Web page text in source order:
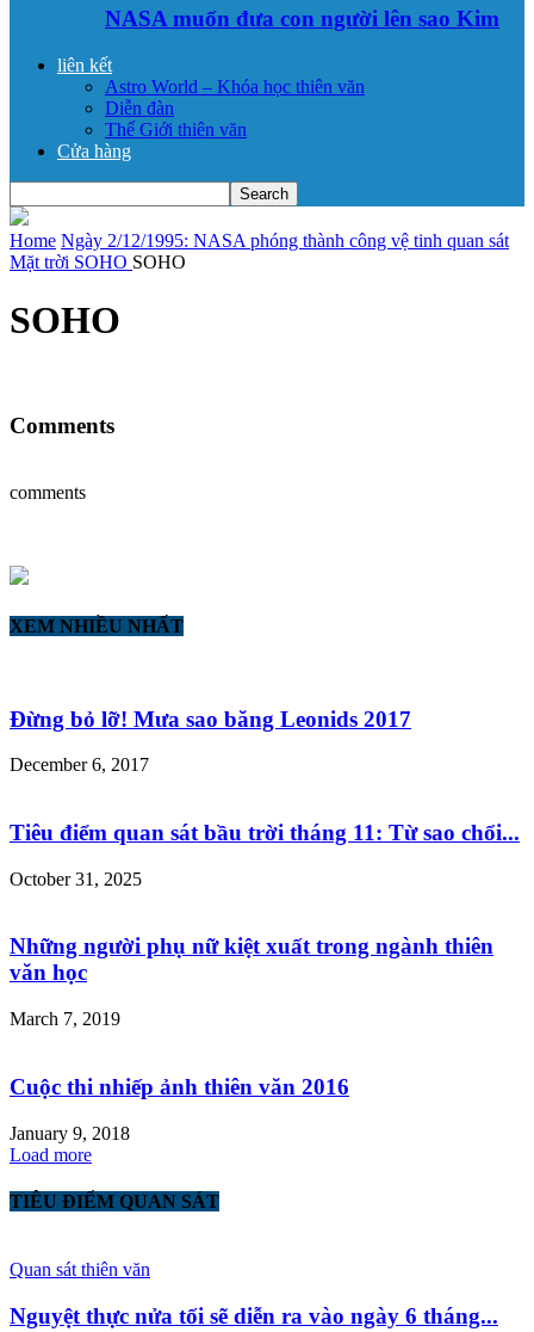
NASA muốn đưa con người lên sao Kim
liên kết
Astro World – Khóa học thiên văn
Diễn đàn
Thế Giới thiên văn
Cửa hàng
Home Ngày 2/12/1995: NASA phóng thành công vệ tinh quan sát
Mặt trời SOHO SOHO
SOHO
Comments
comments
XEM NHIỀU NHẤT
Đừng bỏ lỡ! Mưa sao băng Leonids 2017
December 6, 2017
Tiêu điểm quan sát bầu trời tháng 11: Từ sao chổi...
October 31, 2025
Những người phụ nữ kiệt xuất trong ngành thiên
văn học
March 7, 2019
Cuộc thi nhiếp ảnh thiên văn 2016
January 9, 2018
Load more
TIÊU ĐIỂM QUAN SÁT
Quan sát thiên văn
Nguyệt thực nửa tối sẽ diễn ra vào ngày 6 tháng...